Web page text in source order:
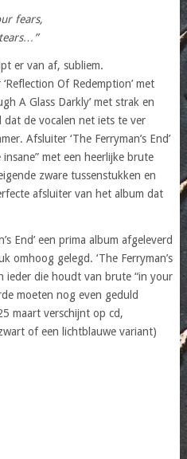
fears,
er van af, subliem.
Of Redemption’ met
A Glass Darkly’ met strak en
dat de vocalen net iets te ver
Afsluiter ‘The Ferryman’s End’
met een heerlijke brute
zware tussenstukken en
afsluiter van het album dat
End’ een prima album afgeleverd
omhoog gelegd. ‘The Ferryman’s
ieder die houdt van brute “in your
moeten nog even geduld
maart verschijnt op cd,
of een lichtblauwe variant)